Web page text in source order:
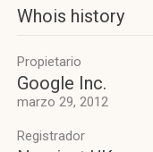
Whois history
Propietario
Google Inc.
marzo 29, 2012
Registrador